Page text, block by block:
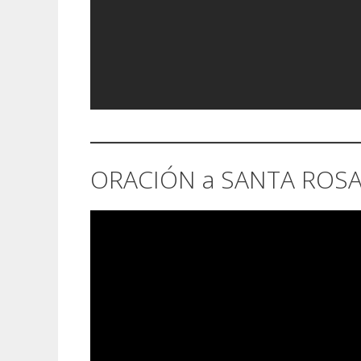
ORACIÓN a SANTA